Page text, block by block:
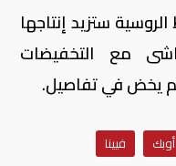
ستزيد إنتاجها
مع التخفيضات
لم يخض في تفاصيل.
أوبك
فيينا